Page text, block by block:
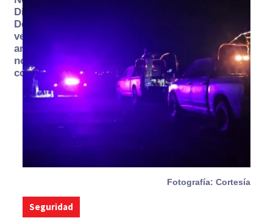
Digital:
Donde la
verdad
arde… pero
no se
consume
Fotografía: Cortesía
Seguridad